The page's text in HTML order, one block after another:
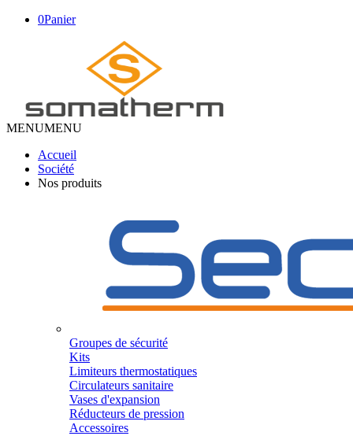
0Panier
MENUMENU
Accueil
Société
Nos produits
Groupes de sécurité
Kits
Limiteurs thermostatiques
Circulateurs sanitaire
Vases d'expansion
Réducteurs de pression
Accessoires